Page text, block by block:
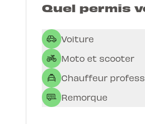
Quel permis
Voiture
Moto et scooter
Chauffeur
Remorque